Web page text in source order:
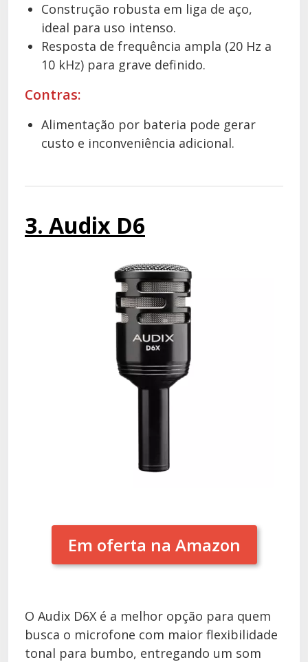
Construção robusta em liga de aço,
ideal para uso intenso.
Resposta de frequência ampla (20 Hz a
10 kHz) para grave definido.
Contras:
Alimentação por bateria pode gerar
custo e inconveniência adicional.
3. Audix D6
Em oferta na Amazon
O Audix D6X é a melhor opção para quem
busca o microfone com maior flexibilidade
tonal para bumbo, entregando um som